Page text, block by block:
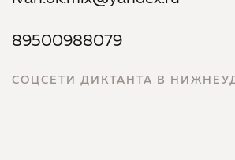
89500988079
СОЦСЕТИ ДИКТАНТА В